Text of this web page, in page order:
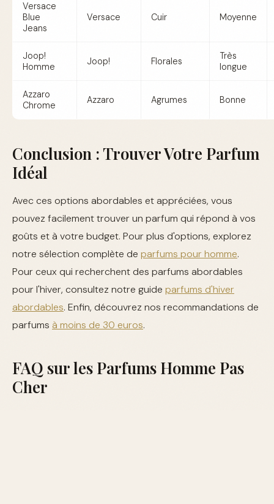
Versace
Blue
Jeans
Versace Cuir Moyenne
Joop!
Homme
Joop! Florales
Très
longue
Azzaro
Chrome
Azzaro Agrumes Bonne
Conclusion : Trouver Votre Parfum
Idéal
Avec ces options abordables et appréciées, vous
pouvez facilement trouver un parfum qui répond à vos
goûts et à votre budget. Pour plus d'options, explorez
notre sélection complète de parfums pour homme.
Pour ceux qui recherchent des parfums abordables
pour l'hiver, consultez notre guide parfums d'hiver
abordables. Enfin, découvrez nos recommandations de
parfums à moins de 30 euros.
FAQ sur les Parfums Homme Pas
Cher